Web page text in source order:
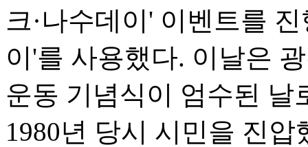
크·나수데이' 이벤트를
이'를 사용했다. 이날은
운동 기념식이 엄수된 날
1980년 당시 시민을 진